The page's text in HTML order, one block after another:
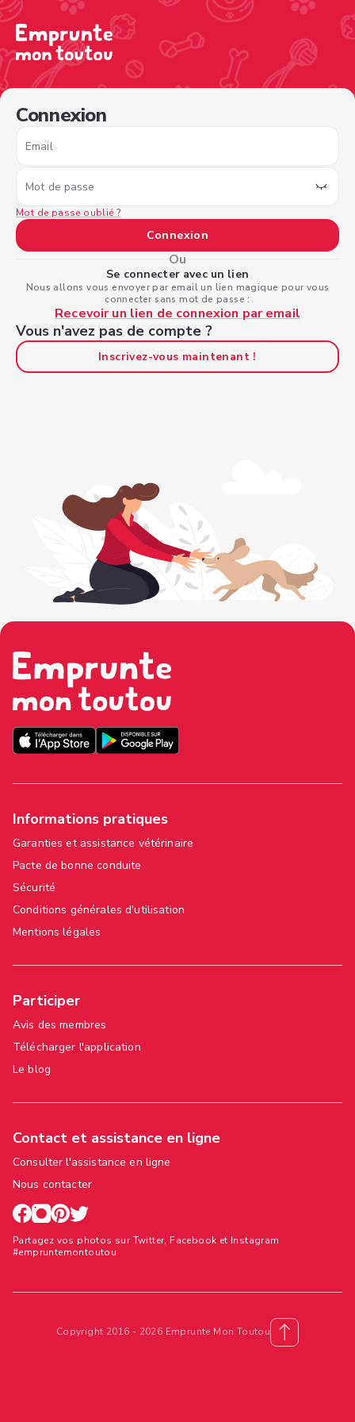
Connexion
Email
Mot de passe
Mot de passe oublié ?
Connexion
Ou
Se connecter avec un lien
Nous allons vous envoyer par email un lien magique pour vous
connecter sans mot de passe :
Recevoir un lien de connexion par email
Vous n'avez pas de compte ?
Inscrivez-vous maintenant !
Informations pratiques
Garanties et assistance vétérinaire
Pacte de bonne conduite
Sécurité
Conditions générales d'utilisation
Mentions légales
Participer
Avis des membres
Télécharger l'application
Le blog
Contact et assistance en ligne
Consulter l'assistance en ligne
Nous contacter
Partagez vos photos sur Twitter, Facebook et Instagram
#empruntemontoutou
Copyright 2016 - 2026 Emprunte Mon Toutou
/sign-in?nextPage=%2Fview-profile%2Fb799aae8-7b58-